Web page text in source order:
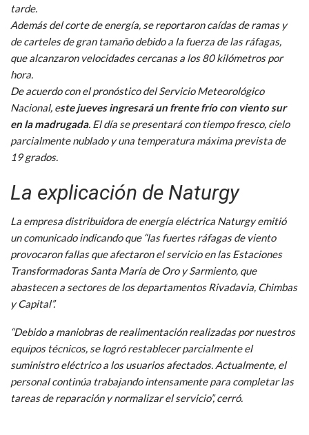
tarde.
Además del corte de energía, se reportaron caídas de ramas y
de carteles de gran tamaño debido a la fuerza de las ráfagas,
que alcanzaron velocidades cercanas a los 80 kilómetros por
hora.
De acuerdo con el pronóstico del Servicio Meteorológico
Nacional, este jueves ingresará un frente frío con viento sur
en la madrugada. El día se presentará con tiempo fresco, cielo
parcialmente nublado y una temperatura máxima prevista de
19 grados.
La explicación de Naturgy
La empresa distribuidora de energía eléctrica Naturgy emitió
un comunicado indicando que “las fuertes ráfagas de viento
provocaron fallas que afectaron el servicio en las Estaciones
Transformadoras Santa María de Oro y Sarmiento, que
abastecen a sectores de los departamentos Rivadavia, Chimbas
y Capital”.
“Debido a maniobras de realimentación realizadas por nuestros
equipos técnicos, se logró restablecer parcialmente el
suministro eléctrico a los usuarios afectados. Actualmente, el
personal continúa trabajando intensamente para completar las
tareas de reparación y normalizar el servicio”, cerró.